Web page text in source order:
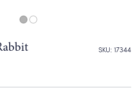
SKU: 17344